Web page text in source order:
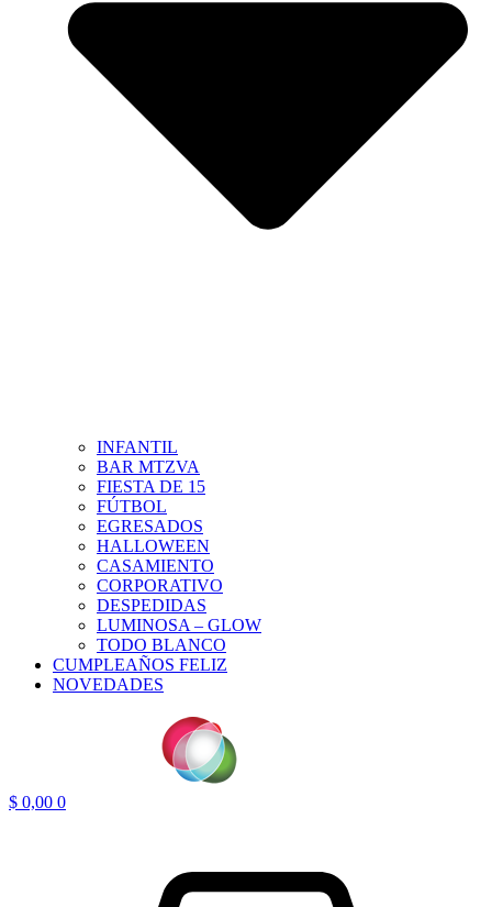
INFANTIL
BAR MTZVA
FIESTA DE 15
FÚTBOL
EGRESADOS
HALLOWEEN
CASAMIENTO
CORPORATIVO
DESPEDIDAS
LUMINOSA – GLOW
TODO BLANCO
CUMPLEAÑOS FELIZ
NOVEDADES
$ 0,00 0